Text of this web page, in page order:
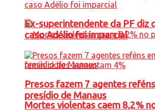
Mortes violentas caem 8,2%
Ex-superintendente da PF diz
caso Adélio foi imparcial
Presos fazem 7 agentes
presídio de Manaus